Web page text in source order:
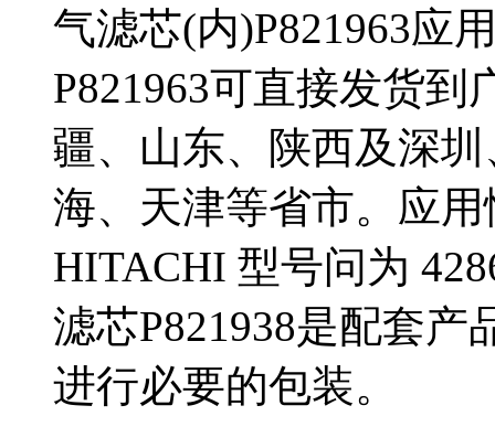
气滤芯(内)P821963应
P821963可直接发货
疆、山东、陕西及深
海、天津等省市。应
HITACHI 型号问为
滤芯P821938是配套
进行必要的包装。